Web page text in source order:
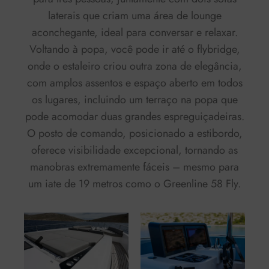
laterais que criam uma área de lounge
aconchegante, ideal para conversar e relaxar.
Voltando à popa, você pode ir até o flybridge,
onde o estaleiro criou outra zona de elegância,
com amplos assentos e espaço aberto em todos
os lugares, incluindo um terraço na popa que
pode acomodar duas grandes espreguiçadeiras.
O posto de comando, posicionado a estibordo,
oferece visibilidade excepcional, tornando as
manobras extremamente fáceis – mesmo para
um iate de 19 metros como o Greenline 58 Fly.